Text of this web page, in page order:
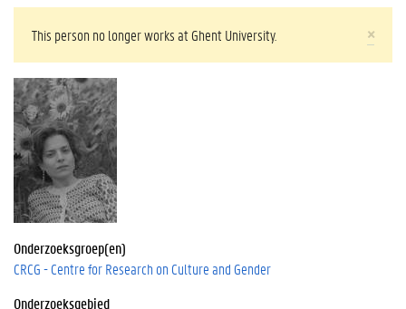
×
WAARSCHUWINGSBERICHT
This person no longer works at Ghent University.
Onderzoeksgroep(en)
CRCG - Centre for Research on Culture and Gender
Onderzoeksgebied